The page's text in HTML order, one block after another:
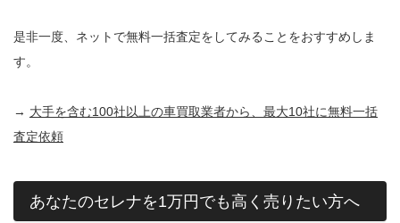
是非一度、ネットで無料一括査定をしてみることをおすすめしま
す。
→ 大手を含む100社以上の車買取業者から、最大10社に無料一括
査定依頼
あなたのセレナを1万円でも高く売りたい方へ